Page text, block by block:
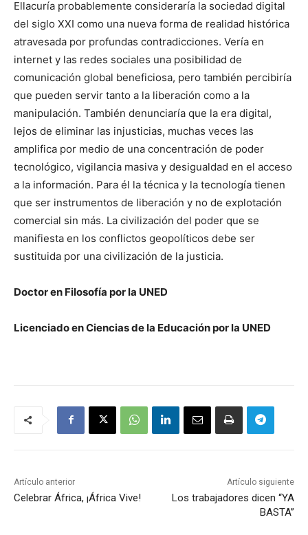
Ellacuría probablemente consideraría la sociedad digital
del siglo XXI como una nueva forma de realidad histórica
atravesada por profundas contradicciones. Vería en
internet y las redes sociales una posibilidad de
comunicación global beneficiosa, pero también percibiría
que pueden servir tanto a la liberación como a la
manipulación. También denunciaría que la era digital,
lejos de eliminar las injusticias, muchas veces las
amplifica por medio de una concentración de poder
tecnológico, vigilancia masiva y desigualdad en el acceso
a la información. Para él la técnica y la tecnología tienen
que ser instrumentos de liberación y no de explotación
comercial sin más. La civilización del poder que se
manifiesta en los conflictos geopolíticos debe ser
sustituida por una civilización de la justicia.
Doctor en Filosofía por la UNED
Licenciado en Ciencias de la Educación por la UNED
Artículo anterior
Celebrar África, ¡África Vive!
Artículo siguiente
Los trabajadores dicen “YA
BASTA”